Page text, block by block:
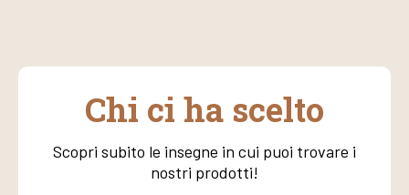
Chi ci ha scelto
Scopri subito le insegne in cui puoi trovare i
nostri prodotti!